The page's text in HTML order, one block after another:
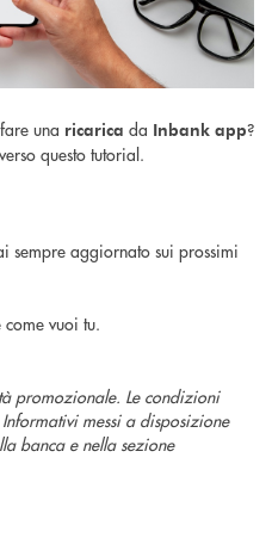
una ricarica da Inbank app?
questo tutorial.
sempre aggiornato sui prossimi
vuoi tu.
promozionale. Le condizioni
messi a disposizione
banca e nella sezione